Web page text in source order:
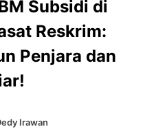
Subsidi di
Reskrim:
Penjara dan
Irawan